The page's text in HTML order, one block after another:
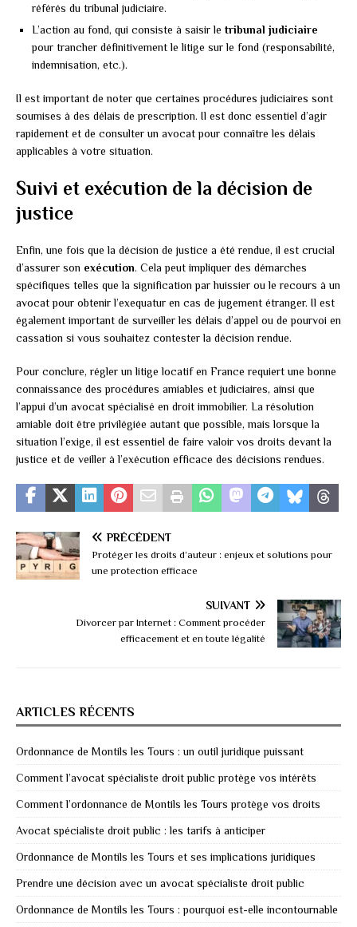
référés du tribunal judiciaire.
L’action au fond, qui consiste à saisir le tribunal judiciaire
pour trancher définitivement le litige sur le fond (responsabilité,
indemnisation, etc.).
Il est important de noter que certaines procédures judiciaires sont
soumises à des délais de prescription. Il est donc essentiel d’agir
rapidement et de consulter un avocat pour connaître les délais
applicables à votre situation.
Suivi et exécution de la décision de
justice
Enfin, une fois que la décision de justice a été rendue, il est crucial
d’assurer son exécution. Cela peut impliquer des démarches
spécifiques telles que la signification par huissier ou le recours à un
avocat pour obtenir l’exequatur en cas de jugement étranger. Il est
également important de surveiller les délais d’appel ou de pourvoi en
cassation si vous souhaitez contester la décision rendue.
Pour conclure, régler un litige locatif en France requiert une bonne
connaissance des procédures amiables et judiciaires, ainsi que
l’appui d’un avocat spécialisé en droit immobilier. La résolution
amiable doit être privilégiée autant que possible, mais lorsque la
situation l’exige, il est essentiel de faire valoir vos droits devant la
justice et de veiller à l’exécution efficace des décisions rendues.
PRÉCÉDENT
Protéger les droits d’auteur : enjeux et solutions pour
une protection efficace
SUIVANT
Divorcer par Internet : Comment procéder
efficacement et en toute légalité
ARTICLES RÉCENTS
Ordonnance de Montils les Tours : un outil juridique puissant
Comment l’avocat spécialiste droit public protège vos intérêts
Comment l’ordonnance de Montils les Tours protège vos droits
Avocat spécialiste droit public : les tarifs à anticiper
Ordonnance de Montils les Tours et ses implications juridiques
Prendre une décision avec un avocat spécialiste droit public
Ordonnance de Montils les Tours : pourquoi est-elle incontournable